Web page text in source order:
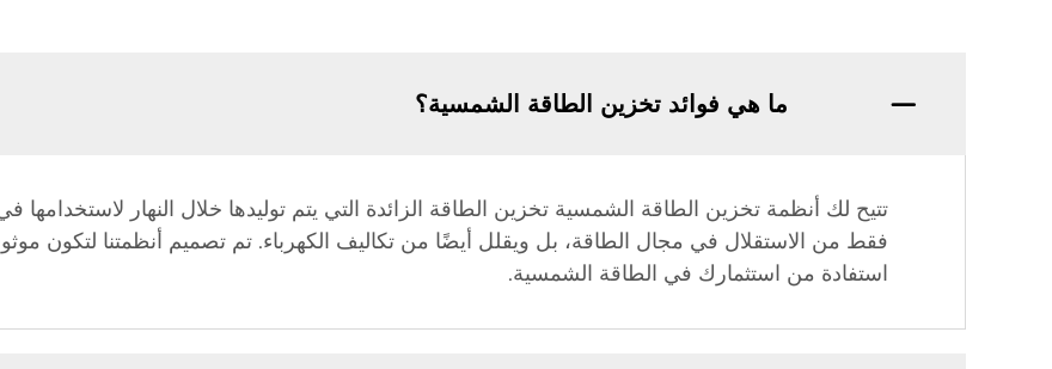
ما هي فوائد تخزين الطاقة الشمسية؟
تتيح لك أنظمة تخزين الطاقة الشمسية تخزين الطاقة الزائدة التي يتم توليدها خلال النهار لاستخدامها في
فقط من الاستقلال في مجال الطاقة، بل ويقلل أيضًا من تكاليف الكهرباء. تم تصميم أنظمتنا لتكون
استفادة من استثمارك في الطاقة الشمسية.